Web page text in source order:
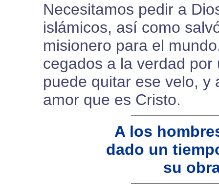
Necesitamos pedir a
islámicos, así como
misionero para el
cegados a la verdad
puede quitar ese velo, y
amor que es Cristo.
A los
dado un
su